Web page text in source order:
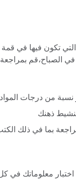
تكون فيها في
الصباح،قم بمراجعة
نسبة من درجات المواد
ذهنك
بما في ذلك
معلوماتك في